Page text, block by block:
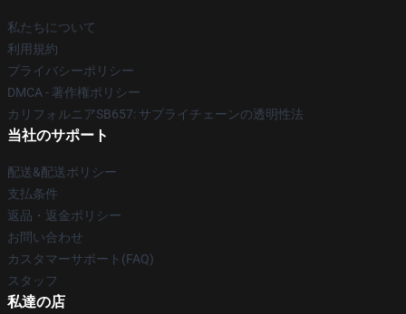
私たちについて
利用規約
プライバシーポリシー
DMCA - 著作権ポリシー
カリフォルニアSB657: サプライチェーンの透明性法
当社のサポート
配送&配送ポリシー
支払条件
返品・返金ポリシー
お問い合わせ
カスタマーサポート(FAQ)
スタッフ
私達の店